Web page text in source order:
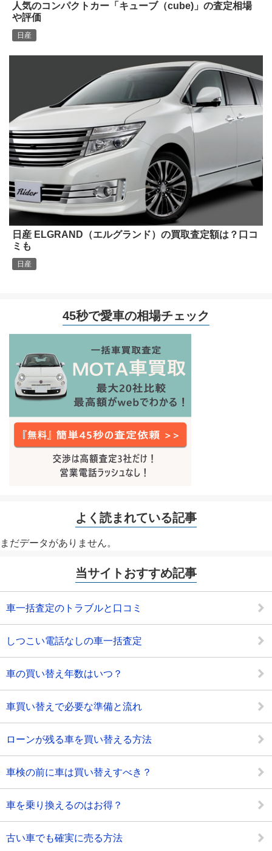
人気のコンパクトカー「キューブ（cube)」の査定相場
や評価
日産
日産 ELGRAND（エルグランド）の買取査定額は？口コ
ミも
日産
45秒で愛車の相場チェック
よく読まれている記事
まだデータがありません。
当サイトおすすめ記事
車一括査定のトラブルと口コミ
しつこい電話なしの車一括査定
車の買い替え年数はいつ？
車買い替えで必要な準備と流れ
ローンが残る車を買い替える方法
車検の前に車は買い替えすべき？
車を乗り換えるのはお得？
古い車でも確実に売る方法